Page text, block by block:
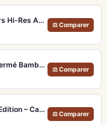
Soundcore Liberty 4 Pro – Écouteurs Hi-Res ANC 7 Capteurs et Fast Charge
⚖ Comparer
Denon AH-D9200 – Casque Hi-Fi Fermé Bambou FreeEdge Portable
⚖ Comparer
Bowers & Wilkins Px8 S2 McLaren Edition – Casque ANC hi-fi luxe et son de référence
⚖ Comparer